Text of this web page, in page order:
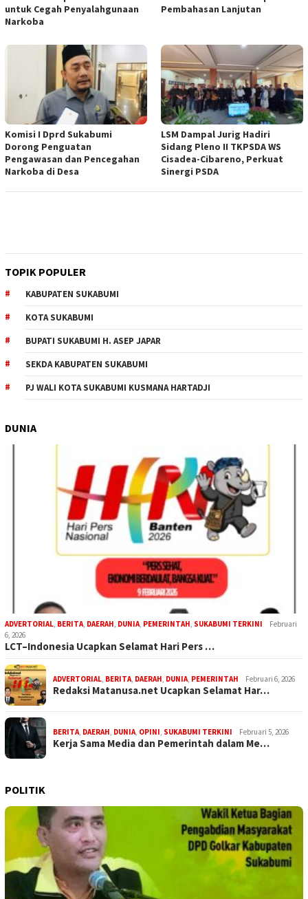
untuk Cegah Penyalahgunaan
Narkoba
Pembahasan Lanjutan
Komisi I Dprd Sukabumi
Dorong Penguatan
Pengawasan dan Pencegahan
Narkoba di Desa
LSM Dampal Jurig Hadiri
Sidang Pleno II TKPSDA WS
Cisadea-Cibareno, Perkuat
Sinergi PSDA
TOPIK POPULER
KABUPATEN SUKABUMI
KOTA SUKABUMI
BUPATI SUKABUMI H. ASEP JAPAR
SEKDA KABUPATEN SUKABUMI
PJ WALI KOTA SUKABUMI KUSMANA HARTADJI
DUNIA
ADVERTORIAL, BERITA, DAERAH, DUNIA, PEMERINTAH, SUKABUMI TERKINI
Februari
6, 2026
LCT–Indonesia Ucapkan Selamat Hari Pers …
ADVERTORIAL, BERITA, DAERAH, DUNIA, PEMERINTAH Februari 6, 2026
Redaksi Matanusa.net Ucapkan Selamat Har…
BERITA, DAERAH, DUNIA, OPINI, SUKABUMI TERKINI Februari 5, 2026
Kerja Sama Media dan Pemerintah dalam Me…
POLITIK